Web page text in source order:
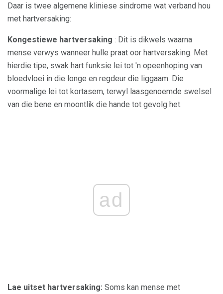
Daar is twee algemene kliniese sindrome wat verband hou
met hartversaking:
Kongestiewe hartversaking : Dit is dikwels waarna
mense verwys wanneer hulle praat oor hartversaking. Met
hierdie tipe, swak hart funksie lei tot 'n opeenhoping van
bloedvloei in die longe en regdeur die liggaam. Die
voormalige lei tot kortasem, terwyl laasgenoemde swelsel
van die bene en moontlik die hande tot gevolg het.
ad
Lae uitset hartversaking: Soms kan mense met